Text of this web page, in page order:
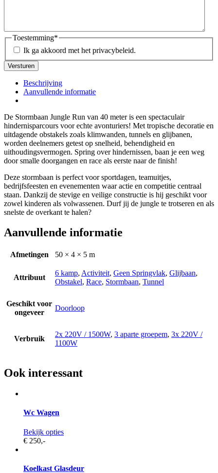
Toestemming*
Ik ga akkoord met het privacybeleid.
Beschrijving
Aanvullende informatie
De Stormbaan Jungle Run van 40 meter is een spectaculair
hindernisparcours voor echte avonturiers! Met tropische decoratie en
uitdagende obstakels zoals klimwanden, tunnels en glijbanen,
worden deelnemers getest op snelheid, behendigheid en
uithoudingsvermogen. Spring over hindernissen, baan je een weg
door smalle doorgangen en race als eerste naar de finish!
Deze stormbaan is perfect voor sportdagen, teamuitjes,
bedrijfsfeesten en evenementen waar actie en competitie centraal
staan. Dankzij de stevige en veilige constructie is hij geschikt voor
zowel kinderen als volwassenen. Durf jij de jungle te trotseren en als
snelste de overkant te halen?
Aanvullende informatie
Afmetingen 50 × 4 × 5 m
Attribuut
6 kamp, Activiteit, Geen Springvlak, Glijbaan,
Obstakel, Race, Stormbaan, Tunnel
Geschikt voor
ongeveer
Doorloop
Verbruik
2x 220V / 1500W, 3 aparte groepem, 3x 220V /
1100W
Ook interessant
Wc Wagen
Bekijk opties
€ 250,-
Koelkast Glasdeur